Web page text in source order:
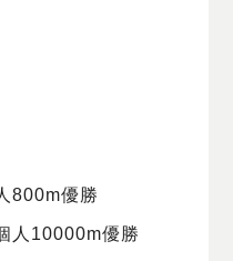
800m優勝
人10000m優勝